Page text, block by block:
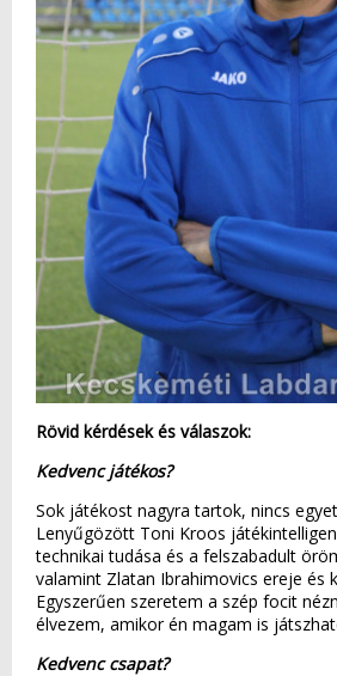
Rövid kérdések és válaszok:
Kedvenc játékos?
Sok játékost nagyra tartok, nincs
Lenyűgözött Toni Kroos
technikai tudása és a felszabadult
valamint Zlatan Ibrahimovics ereje és
Egyszerűen szeretem a szép focit
élvezem, amikor én magam is
Kedvenc csapat?